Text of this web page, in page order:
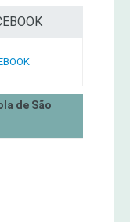
de São